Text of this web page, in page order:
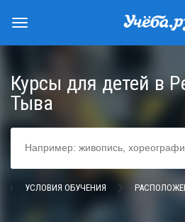
Курсы для детей в
Тыва
УСЛОВИЯ ОБУЧЕНИЯ